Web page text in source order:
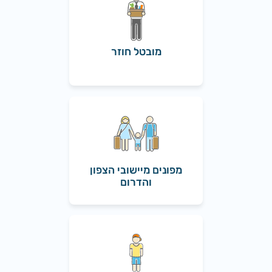
מובטל חוזר
מפונים מיישובי הצפון
והדרום